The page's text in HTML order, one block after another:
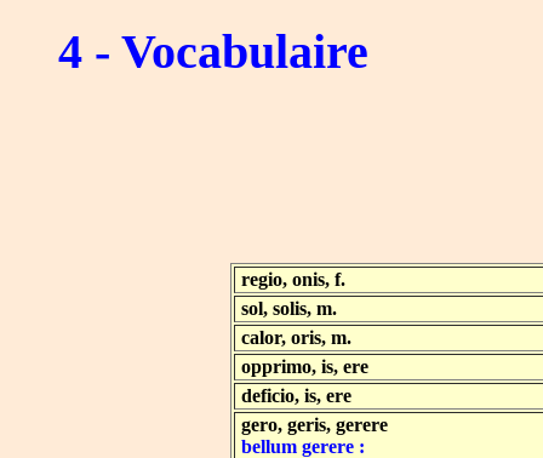
4 - Vocabulaire
regio, onis, f.
sol, solis, m.
calor, oris, m.
opprimo, is, ere
deficio, is, ere
gero, geris, gerere
bellum gerere :